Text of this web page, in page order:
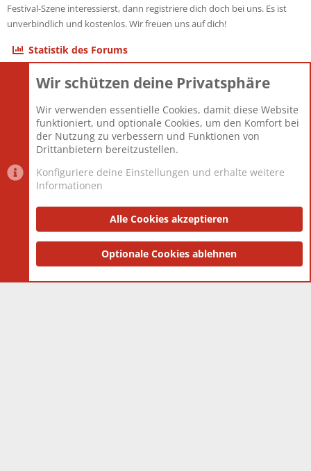
Festival-Szene interessierst, dann registriere dich doch bei uns. Es ist
unverbindlich und kostenlos. Wir freuen uns auf dich!
Statistik des Forums
Themen
Mitglieder
12.426
Neuestes Mitglied
nabulamisika
Datenschutzerklärung Impressum
Community platform by XenForo® © 2010-2025 XenForo Ltd.
and add-ons by ThemeHouse
Wir schützen deine Privatsphäre
Wir verwenden essentielle Cookies, damit diese Website
funktioniert, und optionale Cookies, um den Komfort bei
der Nutzung zu verbessern und Funktionen von
Drittanbietern bereitzustellen.
Konfiguriere deine Einstellungen und erhalte weitere
Informationen
Alle Cookies akzeptieren
Optionale Cookies ablehnen